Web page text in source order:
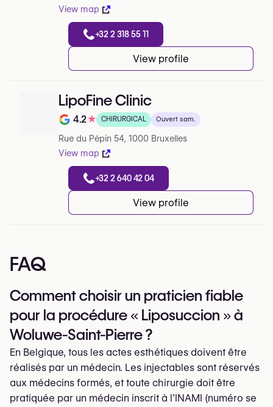
View map
+32 2 318 55 11
View profile
LipoFine Clinic
Note de 4.2 sur 5 sur Google
4.2★ CHIRURGICAL Ouvert sam.
Rue du Pépin 54, 1000 Bruxelles
View map
+32 2 640 42 04
View profile
FAQ
Comment choisir un praticien fiable
pour la procédure « Liposuccion » à
Woluwe-Saint-Pierre ?
En Belgique, tous les actes esthétiques doivent être
réalisés par un médecin. Les injectables sont réservés
aux médecins formés, et toute chirurgie doit être
pratiquée par un médecin inscrit à l’INAMI (numéro se